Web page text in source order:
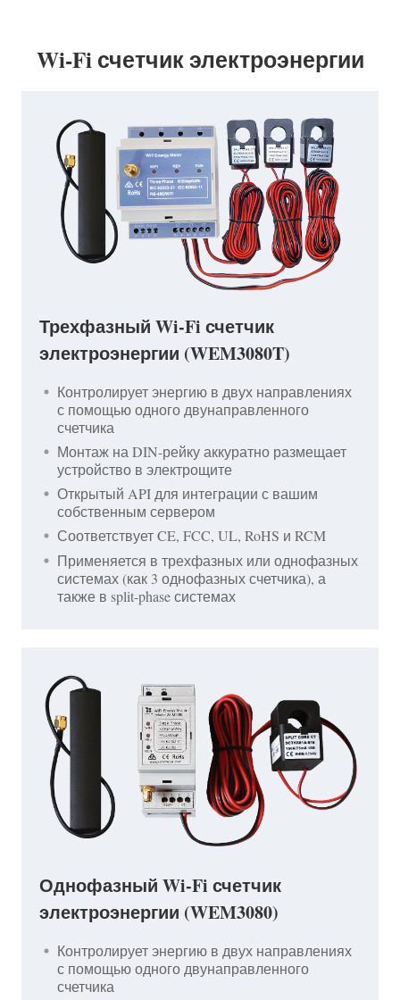
Wi-Fi счетчик электроэнергии
Трехфазный Wi-Fi счетчик
электроэнергии (WEM3080T)
Контролирует энергию в двух направлениях
с помощью одного двунаправленного
счетчика
Монтаж на DIN-рейку аккуратно размещает
устройство в электрощите
Открытый API для интеграции с вашим
собственным сервером
Соответствует CE, FCC, UL, RoHS и RCM
Применяется в трехфазных или однофазных
системах (как 3 однофазных счетчика), а
также в split-phase системах
Однофазный Wi-Fi счетчик
электроэнергии (WEM3080)
Контролирует энергию в двух направлениях
с помощью одного двунаправленного
счетчика